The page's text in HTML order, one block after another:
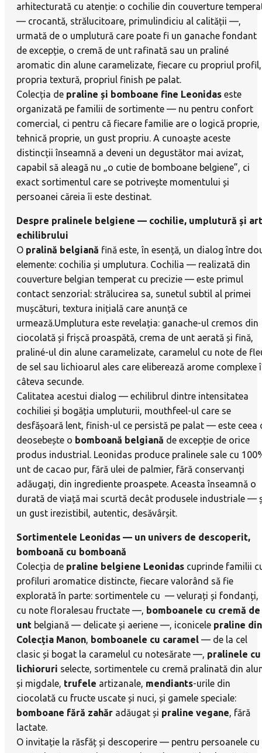
arhitecturată cu atenție: o cochilie din couverture
— crocantă, strălucitoare, primulindiciu al calității —,
urmată de o umplutură care poate fi un ganache fondant
de excepție, o cremă de unt rafinată sau un praliné
aromatic din alune caramelizate, fiecare cu propriul profil,
propria textură, propriul finish pe palat.
Colecția de praline și bomboane fine Leonidas este
organizată pe familii de sortimente — nu pentru confort
comercial, ci pentru că fiecare familie are o logică proprie,
tehnică proprie, un gust propriu. A cunoaște aceste
distincții înseamnă a deveni un degustător mai avizat,
capabil să aleagă nu „o cutie de bomboane belgiene”, ci
exact sortimentul care se potrivește momentului și
persoanei căreia îi este destinat.
Despre pralinele belgiene — cochilie, umplutură și
echilibrului
O pralină belgiană fină este, în esență, un dialog între
elemente: cochilia și umplutura. Cochilia — realizată din
couverture belgian temperat cu precizie — este primul
contact senzorial: strălucirea sa, sunetul subtil al primei
mușcături, textura inițială care anunță ce
urmează.Umplutura este revelația: ganache-ul cremos din
ciocolată și frișcă proaspătă, crema de unt aerată și fină,
praliné-ul din alune caramelizate, caramelul cu note de
de sel sau lichioarul ales care eliberează arome complexe
câteva secunde.
Calitatea acestui dialog — echilibrul dintre intensitatea
cochiliei și bogăția umpluturii, mouthfeel-ul care se
desfășoară lent, finish-ul ce persistă pe palat — este ceea
deosebește o bomboană belgiană de excepție de orice
produs industrial. Leonidas produce pralinele sale cu
unt de cacao pur, fără ulei de palmier, fără conservanți
adăugați, din ingrediente proaspete. Aceasta înseamnă o
durată de viață mai scurtă decât produsele industriale —
un gust irezistibil, autentic, desăvârșit.
Sortimentele Leonidas — un univers de descoperit,
bomboană cu bomboană
Colecția de praline belgiene Leonidas cuprinde familii
profiluri aromatice distincte, fiecare valorând să fie
explorată în parte: sortimentele cu — velurați și fondanți,
cu note floralesau fructate —, bomboanele cu cremă de
unt belgiană — delicate și aeriene —, iconicele praline din
Colecția Manon, bomboanele cu caramel — de la cel
clasic și bogat la caramelul cu notesărate —, pralinele cu
lichioruri selecte, sortimentele cu cremă pralinată din
și migdale, trufele artizanale, mendiants-urile din
ciocolată cu fructe uscate și nuci, și gamele speciale:
bomboane fără zahăr adăugat și praline vegane, fără
lactate.
O invitație la răsfăț și descoperire — pentru persoanele cu